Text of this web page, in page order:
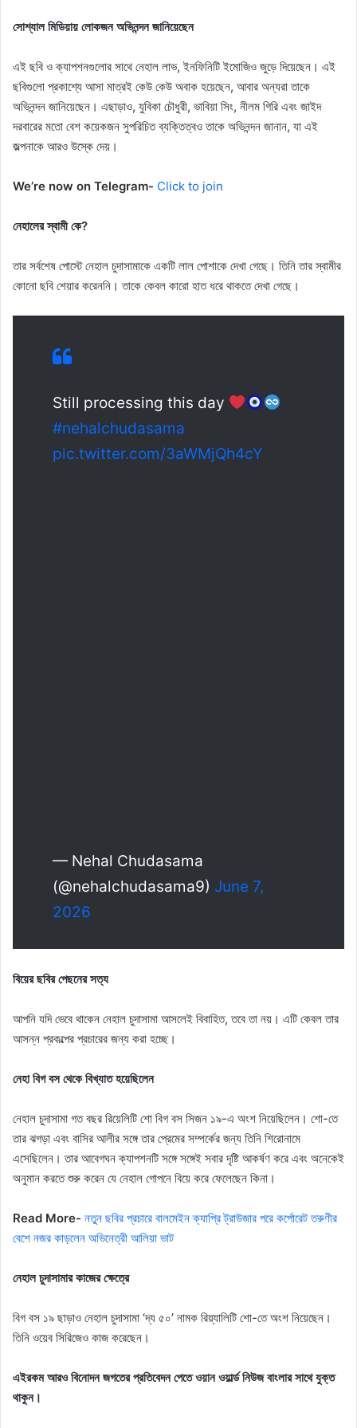
সোশ্যাল মিডিয়ায় লোকজন অভিনন্দন জানিয়েছেন
এই ছবি ও ক্যাপশনগুলোর সাথে নেহাল লাভ, ইনফিনিটি ইমোজিও জুড়ে দিয়েছেন। এই
ছবিগুলো প্রকাশ্যে আসা মাত্রই কেউ কেউ অবাক হয়েছেন, আবার অন্যরা তাকে
অভিনন্দন জানিয়েছেন। এছাড়াও, যুবিকা চৌধুরী, ভাবিয়া সিং, নীলম গিরি এবং জাইদ
দরবারের মতো বেশ কয়েকজন সুপরিচিত ব্যক্তিত্বও তাকে অভিনন্দন জানান, যা এই
জল্পনাকে আরও উস্কে দেয়।
We’re now on Telegram- Click to join
নেহালের স্বামী কে?
তার সর্বশেষ পোস্টে নেহাল চুদাসামাকে একটি লাল পোশাকে দেখা গেছে। তিনি তার স্বামীর
কোনো ছবি শেয়ার করেননি। তাকে কেবল কারো হাত ধরে থাকতে দেখা গেছে।
Still processing this day
#nehalchudasama
pic.twitter.com/3aWMjQh4cY
— Nehal Chudasama
(@nehalchudasama9) June 7,
2026
বিয়ের ছবির পেছনের সত্য
আপনি যদি ভেবে থাকেন নেহাল চুদাসামা আসলেই বিবাহিত, তবে তা নয়। এটি কেবল তার
আসন্ন প্রকল্পের প্রচারের জন্য করা হচ্ছে।
নেহা বিগ বস থেকে বিখ্যাত হয়েছিলেন
নেহাল চুদাসামা গত বছর রিয়েলিটি শো বিগ বস সিজন ১৯-এ অংশ নিয়েছিলেন। শো-তে
তার ঝগড়া এবং বাসির আলীর সঙ্গে তার প্রেমের সম্পর্কের জন্য তিনি শিরোনামে
এসেছিলেন। তার আবেগঘন ক্যাপশনটি সঙ্গে সঙ্গেই সবার দৃষ্টি আকর্ষণ করে এবং অনেকেই
অনুমান করতে শুরু করেন যে নেহাল গোপনে বিয়ে করে ফেলেছেন কিনা।
Read More- নতুন ছবির প্রচারে বালমেইন ক্যাপ্রি ট্রাউজার পরে কর্পোরেট তরুণীর
বেশে নজর কাড়লেন অভিনেত্রী আলিয়া ভাট
নেহাল চুদাসামার কাজের ক্ষেত্রে
বিগ বস ১৯ ছাড়াও নেহাল চুদাসামা ‘দ্য ৫০’ নামক রিয়্যালিটি শো-তে অংশ নিয়েছেন।
তিনি ওয়েব সিরিজেও কাজ করেছেন।
এইরকম আরও বিনোদন জগতের প্রতিবেদন পেতে ওয়ান ওয়ার্ল্ড নিউজ বাংলার সাথে যুক্ত
থাকুন।